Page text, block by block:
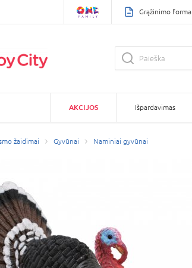
Grąžinimo forma
AKCIJOS Išpardavimas
žaidimai Gyvūnai Naminiai gyvūnai